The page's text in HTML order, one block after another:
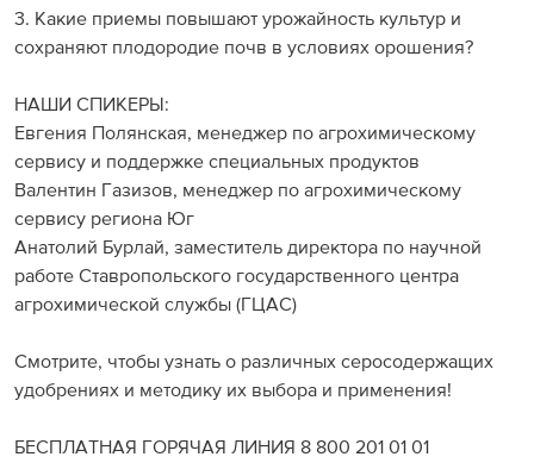
3. Какие приемы повышают урожайность культур и
сохраняют плодородие почв в условиях орошения?
НАШИ СПИКЕРЫ:
Евгения Полянская, менеджер по агрохимическому
сервису и поддержке специальных продуктов
Валентин Газизов, менеджер по агрохимическому
сервису региона Юг
Анатолий Бурлай, заместитель директора по научной
работе Ставропольского государственного центра
агрохимической службы (ГЦАС)
Смотрите, чтобы узнать о различных серосодержащих
удобрениях и методику их выбора и применения!
БЕСПЛАТНАЯ ГОРЯЧАЯ ЛИНИЯ 8 800 201 01 01